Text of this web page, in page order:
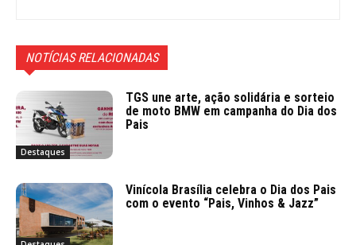
NOTÍCIAS RELACIONADAS
Destaques
TGS une arte, ação solidária e sorteio
de moto BMW em campanha do Dia dos
Pais
Vinícola Brasília celebra o Dia dos Pais
com o evento “Pais, Vinhos & Jazz”